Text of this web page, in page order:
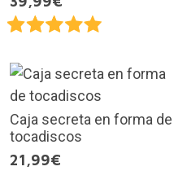
Caja secreta en forma de
tocadiscos
21,99€